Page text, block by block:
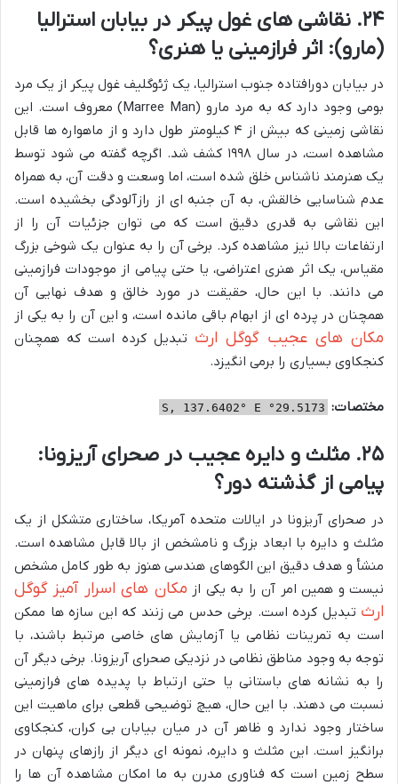
۲۴. نقاشی های غول پیکر در بیابان استرالیا
(مارو): اثر فرازمینی یا هنری؟
در بیابان دورافتاده جنوب استرالیا، یک ژئوگلیف غول پیکر از یک مرد
بومی وجود دارد که به مرد مارو (Marree Man) معروف است. این
نقاشی زمینی که بیش از ۴ کیلومتر طول دارد و از ماهواره ها قابل
مشاهده است، در سال ۱۹۹۸ کشف شد. اگرچه گفته می شود توسط
یک هنرمند ناشناس خلق شده است، اما وسعت و دقت آن، به همراه
عدم شناسایی خالقش، به آن جنبه ای از رازآلودگی بخشیده است.
این نقاشی به قدری دقیق است که می توان جزئیات آن را از
ارتفاعات بالا نیز مشاهده کرد. برخی آن را به عنوان یک شوخی بزرگ
مقیاس، یک اثر هنری اعتراضی، یا حتی پیامی از موجودات فرازمینی
می دانند. با این حال، حقیقت در مورد خالق و هدف نهایی آن
همچنان در پرده ای از ابهام باقی مانده است، و این آن را به یکی از
مکان های عجیب گوگل ارث تبدیل کرده است که همچنان
کنجکاوی بسیاری را برمی انگیزد.
مختصات: 29.5173° S, 137.6402° E
۲۵. مثلث و دایره عجیب در صحرای آریزونا:
پیامی از گذشته دور؟
در صحرای آریزونا در ایالات متحده آمریکا، ساختاری متشکل از یک
مثلث و دایره با ابعاد بزرگ و نامشخص از بالا قابل مشاهده است.
منشأ و هدف دقیق این الگوهای هندسی هنوز به طور کامل مشخص
نیست و همین امر آن را به یکی از مکان های اسرار آمیز گوگل
ارث تبدیل کرده است. برخی حدس می زنند که این سازه ها ممکن
است به تمرینات نظامی یا آزمایش های خاصی مرتبط باشند، با
توجه به وجود مناطق نظامی در نزدیکی صحرای آریزونا. برخی دیگر آن
را به نشانه های باستانی یا حتی ارتباط با پدیده های فرازمینی
نسبت می دهند. با این حال، هیچ توضیحی قطعی برای ماهیت این
ساختار وجود ندارد و ظاهر آن در میان بیابان بی کران، کنجکاوی
برانگیز است. این مثلث و دایره، نمونه ای دیگر از رازهای پنهان در
سطح زمین است که فناوری مدرن به ما امکان مشاهده آن ها را